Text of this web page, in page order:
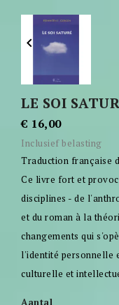

LE SOI
€ 16,00
Inclusief belasting
Traduction française
Ce livre fort et
disciplines - de
et du roman à la
changements qui
l'identité personnelle
culturelle et
Aantal